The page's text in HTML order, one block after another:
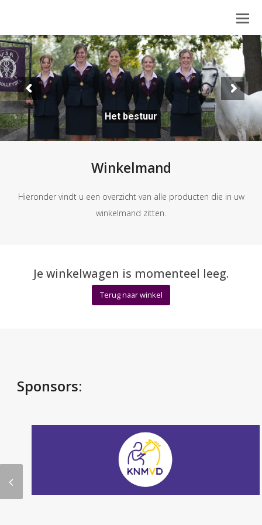
Het bestuur
Winkelmand
Hieronder vindt u een overzicht van alle producten die in uw
winkelmand zitten.
Je winkelwagen is momenteel leeg.
Terug naar winkel
Sponsors: